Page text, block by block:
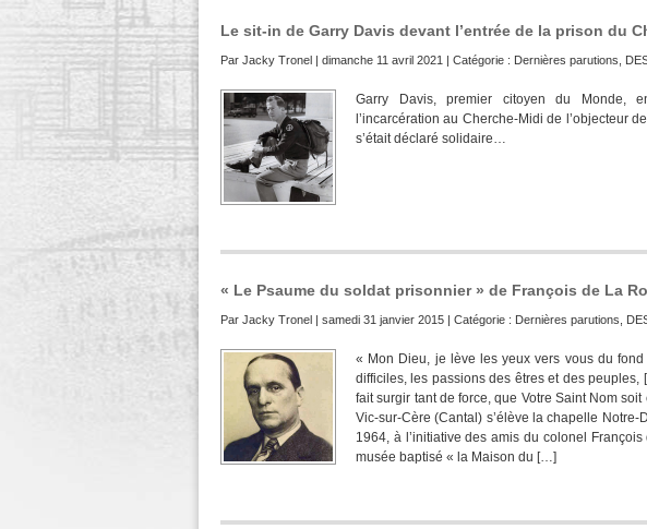
Le sit-in de Garry Davis devant l’entrée de la prison du
Par Jacky Tronel | dimanche 11 avril 2021 | Catégorie : Dernières parutions
Garry Davis, premier citoyen du Monde,
l’incarcération au Cherche-Midi de l’objecteur
s’était déclaré solidaire…
« Le Psaume du soldat prisonnier » de François de La
Par Jacky Tronel | samedi 31 janvier 2015 | Catégorie : Dernières parutions
« Mon Dieu, je lève les yeux vers vous du
difficiles, les passions des êtres et des
fait surgir tant de force, que Votre Saint Nom
Vic-sur-Cère (Cantal) s’élève la chapelle
1964, à l’initiative des amis du colonel
musée baptisé « la Maison du […]